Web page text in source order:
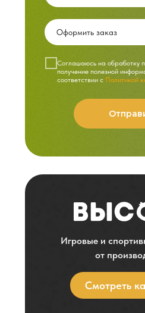
Cоглашаюсь на обработку
получение полезной
соответствии с Политикой
Смотреть
Игровые и
от